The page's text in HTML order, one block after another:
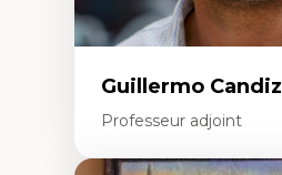
Guillermo Candiz
Professeur adjoint